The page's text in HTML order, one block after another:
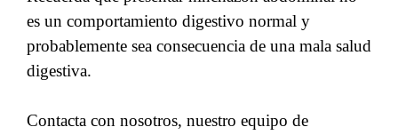
es un comportamiento digestivo normal y
probablemente sea consecuencia de una mala salud
digestiva.
Contacta con nosotros, nuestro equipo de